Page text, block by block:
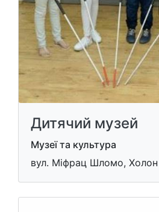
Дитячий музей
Музеї та культура
вул. Міфрац Шломо, Холон